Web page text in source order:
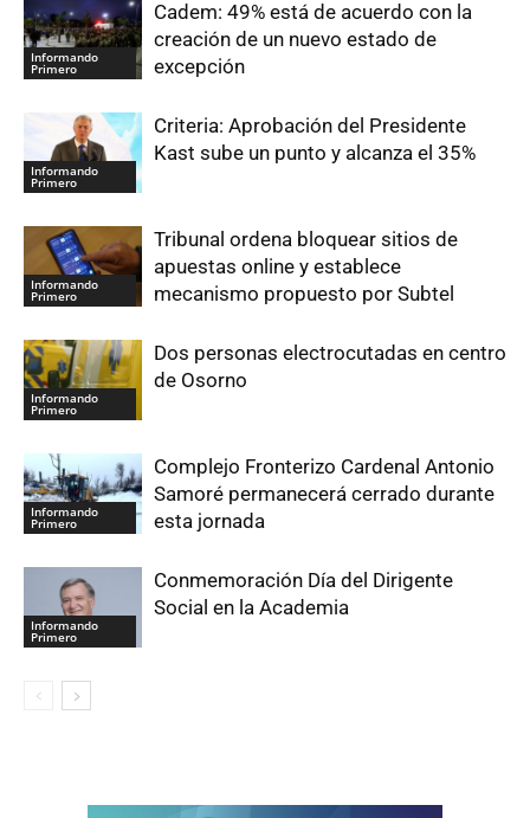
Informando
Primero
Cadem: 49% está de acuerdo con la
creación de un nuevo estado de
excepción
Informando
Primero
Criteria: Aprobación del Presidente
Kast sube un punto y alcanza el 35%
Informando
Primero
Tribunal ordena bloquear sitios de
apuestas online y establece
mecanismo propuesto por Subtel
Informando
Primero
Dos personas electrocutadas en centro
de Osorno
Informando
Primero
Complejo Fronterizo Cardenal Antonio
Samoré permanecerá cerrado durante
esta jornada
Informando
Primero
Conmemoración Día del Dirigente
Social en la Academia